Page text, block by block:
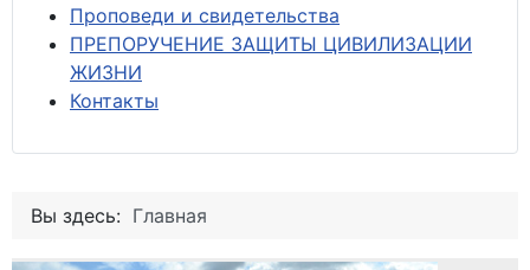
Проповеди и свидетельства
ПРЕПОРУЧЕНИЕ ЗАЩИТЫ ЦИВИЛИЗАЦИИ
ЖИЗНИ
Контакты
Вы здесь: Главная